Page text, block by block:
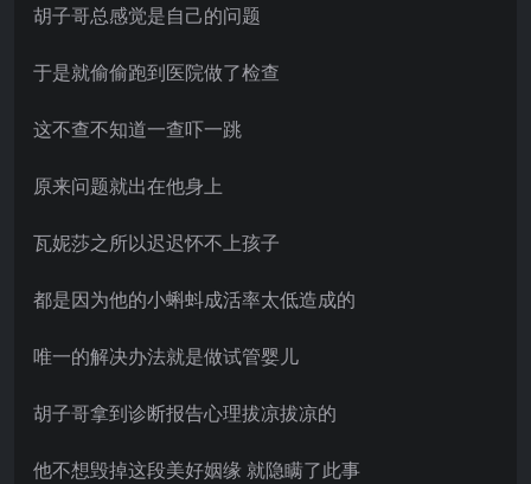
胡子哥总感觉是自己的问题
于是就偷偷跑到医院做了检查
这不查不知道一查吓一跳
原来问题就出在他身上
瓦妮莎之所以迟迟怀不上孩子
都是因为他的小蝌蚪成活率太低造成的
唯一的解决办法就是做试管婴儿
胡子哥拿到诊断报告心理拔凉拔凉的
他不想毁掉这段美好姻缘 就隐瞒了此事